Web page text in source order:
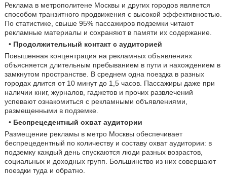
Реклама в метрополитене Москвы и других городов является
способом транзитного продвижения с высокой эффективностью.
По статистике, свыше 95% пассажиров подземки читают
рекламные материалы и сохраняют в памяти их содержание.
• Продолжительный контакт с аудиторией
Повышенная концентрация на рекламных объявлениях
объясняется длительным пребыванием в пути и нахождением в
замкнутом пространстве. В среднем одна поездка в разных
городах длится от 10 минут до 1,5 часов. Пассажиры даже при
наличии книг, журналов, гаджетов и прочих развлечений
успевают ознакомиться с рекламными объявлениями,
размещенными в подземке.
• Беспрецедентный охват аудитории
Размещение рекламы в метро Москвы обеспечивает
беспрецедентный по количеству и составу охват аудитории: в
подземку каждый день спускаются люди разных возрастов,
социальных и доходных групп. Большинство из них совершают
поездки туда и обратно.